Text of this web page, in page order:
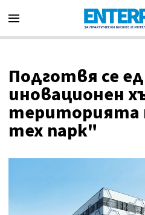
Подготвя се
иновационен
територията
тех парк"